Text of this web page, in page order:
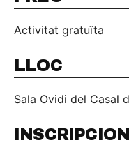
Activitat gratuïta
LLOC
Sala Ovidi del Casal